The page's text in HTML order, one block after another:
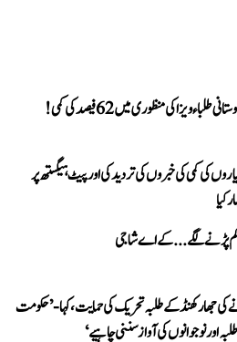
ویزا کی منظوری میں 62 فیصد کی کمی!
کی کمی کی خبروں کی تردید کی اور پیٹ ہیگستھ پر
کیا
کم پڑنے لگے...کے اے شاجی
کی جھارکھنڈ کے طلبہ تحریک کی حمایت، کہا- ’حکومت
اور نوجوانوں کی آواز سننی چاہیے‘